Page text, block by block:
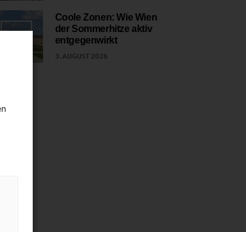
Coole Zonen: Wie Wien
der Sommerhitze aktiv
entgegenwirkt
3. AUGUST 2026